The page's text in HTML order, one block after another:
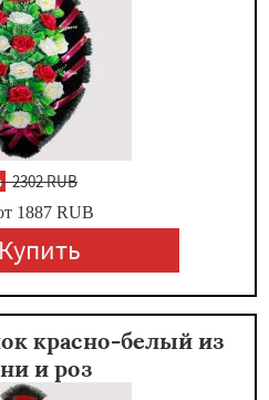
2302 RUB
1887 RUB
Купить
красно-белый из
и роз